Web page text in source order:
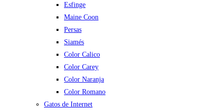
Esfinge
Maine Coon
Persas
Siamés
Color Calico
Color Carey
Color Naranja
Color Romano
Gatos de Internet